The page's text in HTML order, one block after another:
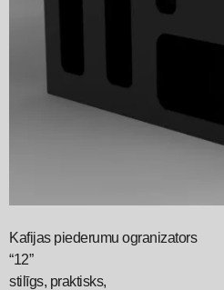
Kafijas piederumu ogranizators
“12”
stilīgs, praktisks,